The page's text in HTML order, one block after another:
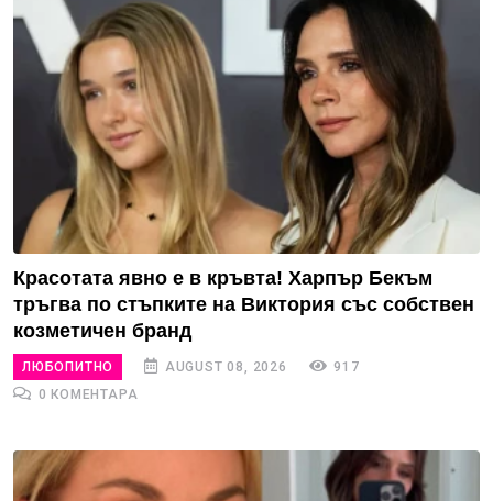
Красотата явно е в кръвта! Харпър Бекъм
тръгва по стъпките на Виктория със собствен
козметичен бранд
ЛЮБОПИТНО AUGUST 08, 2026
917
0 КОМЕНТАРА